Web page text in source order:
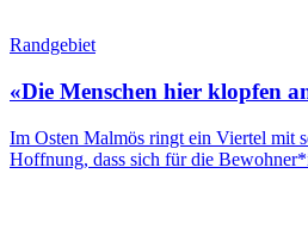
Randgebiet
«Die Menschen hier klopfen
Im Osten Malmös ringt ein Viertel mit
Hoffnung, dass sich für die